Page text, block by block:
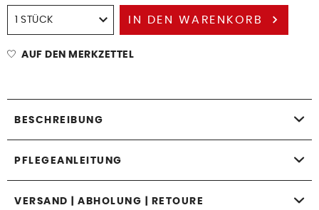
IN DEN WARENKORB
AUF DEN MERKZETTEL
BESCHREIBUNG
PFLEGEANLEITUNG
VERSAND | ABHOLUNG | RETOURE